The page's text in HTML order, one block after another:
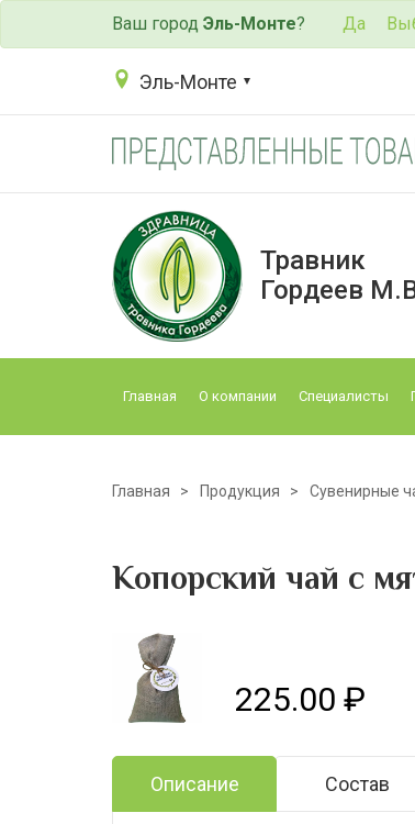
Ваш город Эль-Монте? Да
Эль-Монте
Травник
Гордеев
Главная О компании Специалисты
Главная Продукция Сувенирные
Копорский чай с
225.00 ₽
Описание Состав